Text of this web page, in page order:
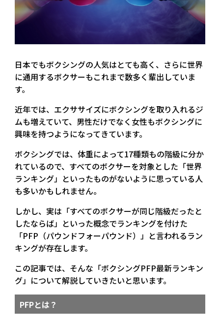
日本でもボクシングの人気はとても高く、さらに世界
に通用するボクサーもこれまで数多く輩出していま
す。
近年では、エクササイズにボクシングを取り入れるジ
ムも増えていて、男性だけでなく女性もボクシングに
興味を持つようになってきています。
ボクシングでは、体重によって17種類もの階級に分か
れているので、すべてのボクサーを対象とした「世界
ランキング」といったものがないように思っている人
も多いかもしれません。
しかし、実は「すべてのボクサーが同じ階級だったと
したならば」といった概念でランキングを付けた
「PFP（パウンドフォーパウンド）」と言われるラン
キングが存在します。
この記事では、そんな「ボクシングPFP最新ランキン
グ」について解説していきたいと思います。
PFPとは？